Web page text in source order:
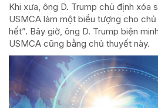
Khi xưa, ông D. Trump chủ định xóa
USMCA làm một biểu tượng cho
hết”. Bây giờ, ông D. Trump biện
USMCA cũng bằng chủ thuyết này.